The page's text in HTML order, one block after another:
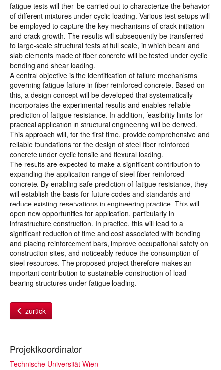
fatigue tests will then be carried out to characterize the behavior
of different mixtures under cyclic loading. Various test setups will
be employed to capture the key mechanisms of crack initiation
and crack growth. The results will subsequently be transferred
to large-scale structural tests at full scale, in which beam and
slab elements made of fiber concrete will be tested under cyclic
bending and shear loading.
A central objective is the identification of failure mechanisms
governing fatigue failure in fiber reinforced concrete. Based on
this, a design concept will be developed that systematically
incorporates the experimental results and enables reliable
prediction of fatigue resistance. In addition, feasibility limits for
practical application in structural engineering will be derived.
This approach will, for the first time, provide comprehensive and
reliable foundations for the design of steel fiber reinforced
concrete under cyclic tensile and flexural loading.
The results are expected to make a significant contribution to
expanding the application range of steel fiber reinforced
concrete. By enabling safe prediction of fatigue resistance, they
will establish the basis for future codes and standards and
reduce existing reservations in engineering practice. This will
open new opportunities for application, particularly in
infrastructure construction. In practice, this will lead to a
significant reduction of time and cost associated with bending
and placing reinforcement bars, improve occupational safety on
construction sites, and noticeably reduce the consumption of
steel resources. The proposed project therefore makes an
important contribution to sustainable construction of load-
bearing structures under fatigue loading.
zurück
Projektkoordinator
Technische Universität Wien